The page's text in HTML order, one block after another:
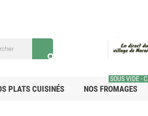
search
PLATS CUISINÉS NOS FROMAGES
SOUS VIDE -